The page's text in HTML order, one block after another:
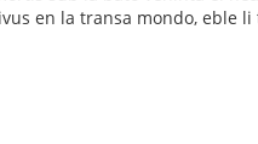
en la transa mondo, eble